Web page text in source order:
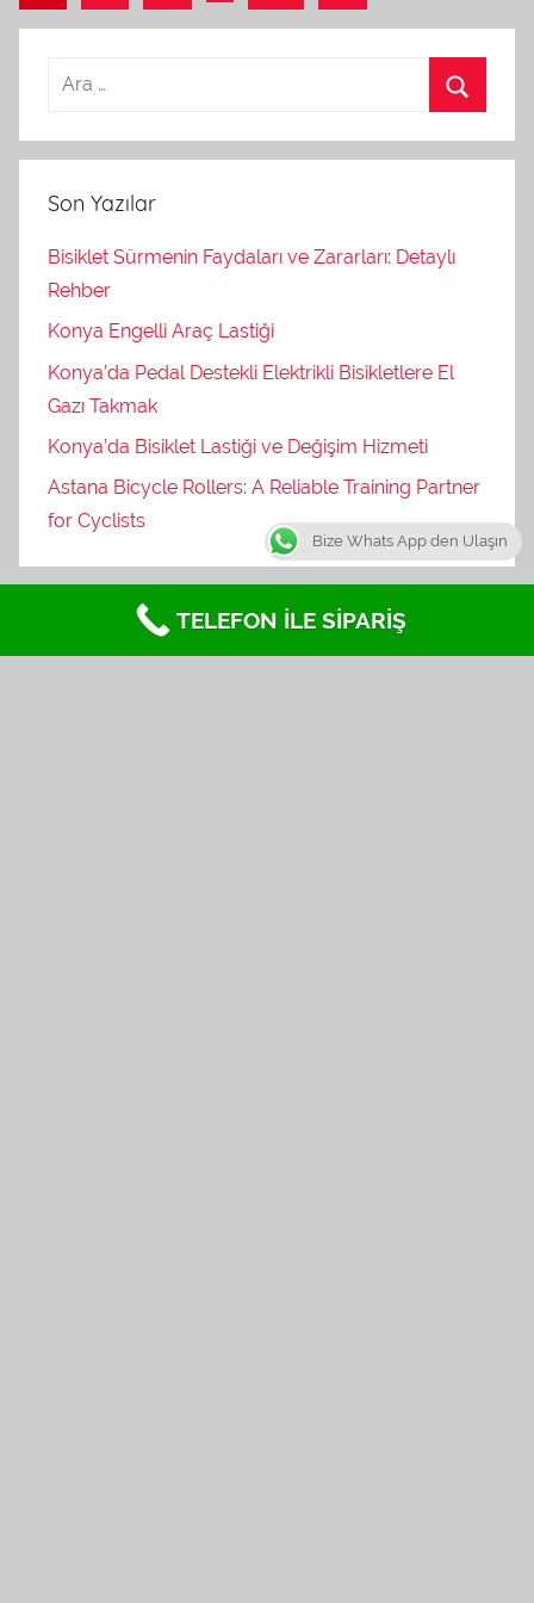
gezinmesi
yazılar
Son Yazılar
Bisiklet Sürmenin Faydaları ve Zararları: Detaylı
Rehber
Konya Engelli Araç Lastiği
Konya’da Pedal Destekli Elektrikli Bisikletlere El
Gazı Takmak
Konya’da Bisiklet Lastiği ve Değişim Hizmeti
Astana Bicycle Rollers: A Reliable Training Partner
for Cyclists
Kategoriler
Bize Whats App den Ulaşın
TELEFON İLE SİPARİŞ